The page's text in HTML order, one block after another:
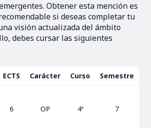
Obtener esta mención es
si deseas completar tu
visión actualizada del ámbito
debes cursar las siguientes
ECTS Carácter Curso Semestre
6 OP 4º 7